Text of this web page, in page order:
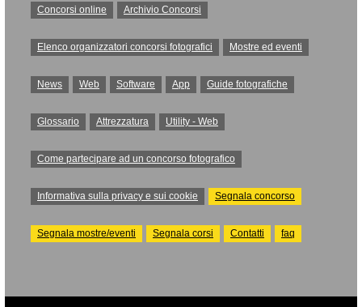
Concorsi online Archivio Concorsi
Elenco organizzatori concorsi fotografici Mostre ed eventi
News Web Software App Guide fotografiche
Glossario Attrezzatura Utility - Web
Come partecipare ad un concorso fotografico
Informativa sulla privacy e sui cookie Segnala concorso
Segnala mostre/eventi Segnala corsi Contatti faq